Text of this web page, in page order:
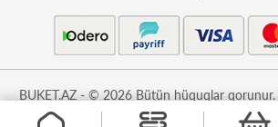
BUKET.AZ - © 2026 Bütün hüquqlar